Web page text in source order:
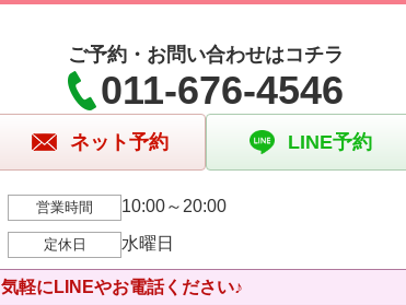
ご予約・お問い合わせはコチラ
011-676-4546
ネット予約 LINE予約
営業時間 10:00～20:00
定休日 水曜日
軽にLINEやお電話ください♪